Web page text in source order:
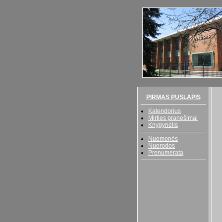
PIRMAS PUSLAPIS
Kalendorius
Mirties pranešimai
Knygynėlis
Nuomonės
Nuorodos
Prenumerata